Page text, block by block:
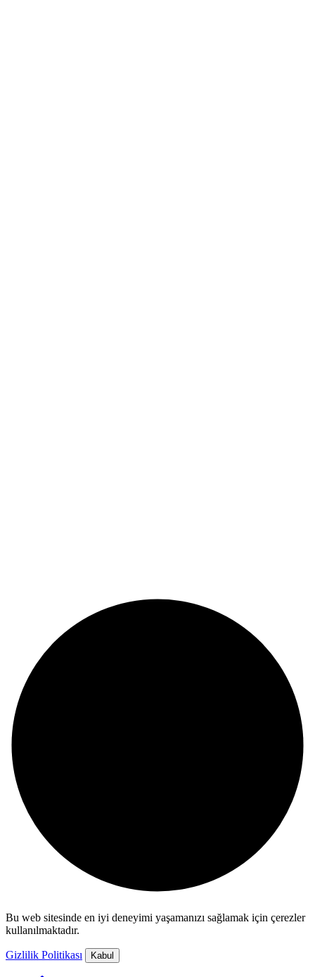
Bu web sitesinde en iyi deneyimi yaşamanızı sağlamak için çerezler
kullanılmaktadır.
Gizlilik Politikası Kabul